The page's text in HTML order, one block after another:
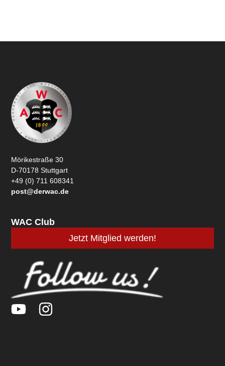
Mörikestraße 30
D-70178 Stuttgart
+49 (0) 711 608341
post@derwac.de
WAC Club
Jetzt Mitglied werden!
Y
I